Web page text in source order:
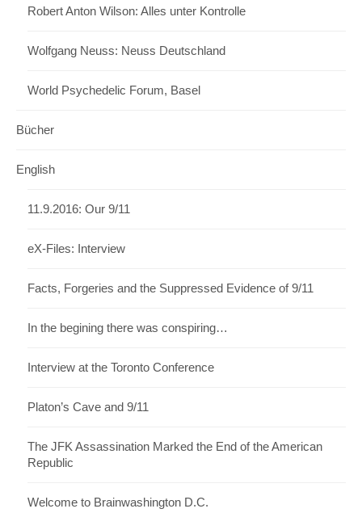
Robert Anton Wilson: Alles unter Kontrolle
Wolfgang Neuss: Neuss Deutschland
World Psychedelic Forum, Basel
Bücher
English
11.9.2016: Our 9/11
eX-Files: Interview
Facts, Forgeries and the Suppressed Evidence of 9/11
In the begining there was conspiring…
Interview at the Toronto Conference
Platon’s Cave and 9/11
The JFK Assassination Marked the End of the American
Republic
Welcome to Brainwashington D.C.